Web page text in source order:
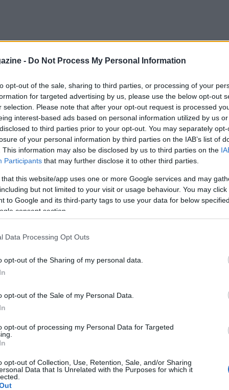
- Do Not Process My Personal Information
opt-out of the sale, sharing to third parties, or processing of your
for targeted advertising by us, please use the below opt-out
selection. Please note that after your opt-out request is processed
interest-based ads based on personal information utilized by us
to third parties prior to your opt-out. You may separately
of your personal information by third parties on the IAB’s list of
This information may also be disclosed by us to third parties on the
Participants that may further disclose it to other third parties.
that this website/app uses one or more Google services and may
but not limited to your visit or usage behaviour. You may
to Google and its third-party tags to use your data for below
consent section.
Data Processing Opt Outs
opt-out of the Sharing of my personal data.
opt-out of the Sale of my Personal Data.
opt-out of processing my Personal Data for Targeted
opt-out of Collection, Use, Retention, Sale, and/or Sharing
Data that Is Unrelated with the Purposes for which it
tennisti più forti della sua generazione.
fama minore rispetto al suo talento, dato
da alcuni dei migliori giocatori di sempre
. Scopriamo chi è lo svizzero in grado di
nel gennaio 2014.